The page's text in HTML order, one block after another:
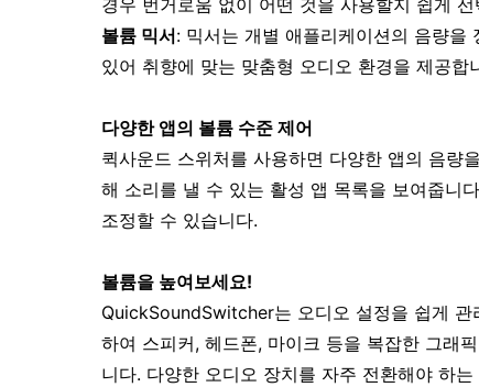
경우 번거로움 없이 어떤 것을 사용할지 쉽게
볼륨 믹서: 믹서는 개별 애플리케이션의 음량을
있어 취향에 맞는 맞춤형 오디오 환경을 제공합
다양한 앱의 볼륨 수준 제어
퀵사운드 스위처를 사용하면 다양한 앱의 음량
해 소리를 낼 수 있는 활성 앱 목록을 보여줍니
조정할 수 있습니다.
볼륨을 높여보세요!
QuickSoundSwitcher는 오디오 설정을 쉽게
하여 스피커, 헤드폰, 마이크 등을 복잡한 그래
니다. 다양한 오디오 장치를 자주 전환해야 하